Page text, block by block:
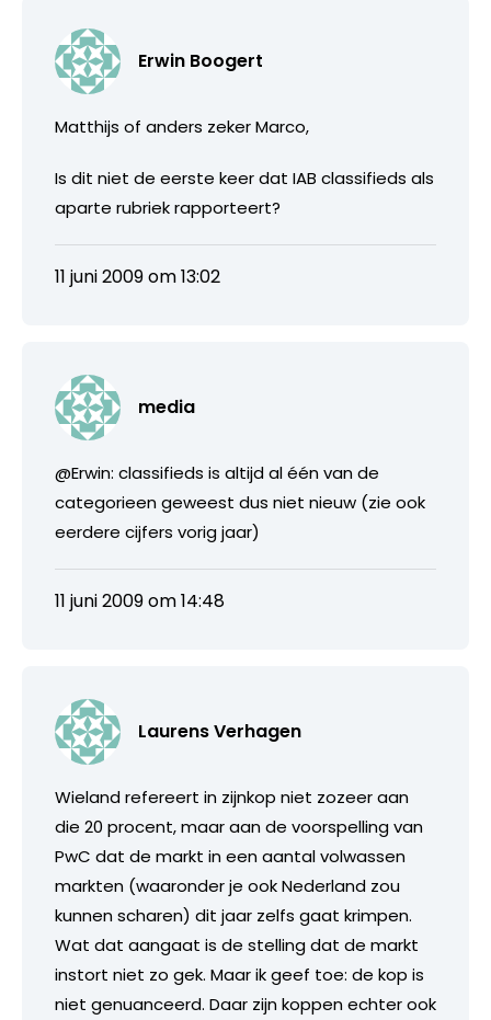
Erwin Boogert
Matthijs of anders zeker Marco,
Is dit niet de eerste keer dat IAB classifieds als
aparte rubriek rapporteert?
11 juni 2009 om 13:02
media
@Erwin: classifieds is altijd al één van de
categorieen geweest dus niet nieuw (zie ook
eerdere cijfers vorig jaar)
11 juni 2009 om 14:48
Laurens Verhagen
Wieland refereert in zijnkop niet zozeer aan
die 20 procent, maar aan de voorspelling van
PwC dat de markt in een aantal volwassen
markten (waaronder je ook Nederland zou
kunnen scharen) dit jaar zelfs gaat krimpen.
Wat dat aangaat is de stelling dat de markt
instort niet zo gek. Maar ik geef toe: de kop is
niet genuanceerd. Daar zijn koppen echter ook